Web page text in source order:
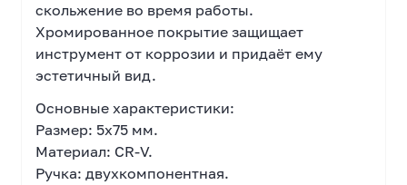
скольжение во время работы.
Хромированное покрытие защищает
инструмент от коррозии и придаёт ему
эстетичный вид.
Основные характеристики:
Размер: 5х75 мм.
Материал: CR-V.
Ручка: двухкомпонентная.